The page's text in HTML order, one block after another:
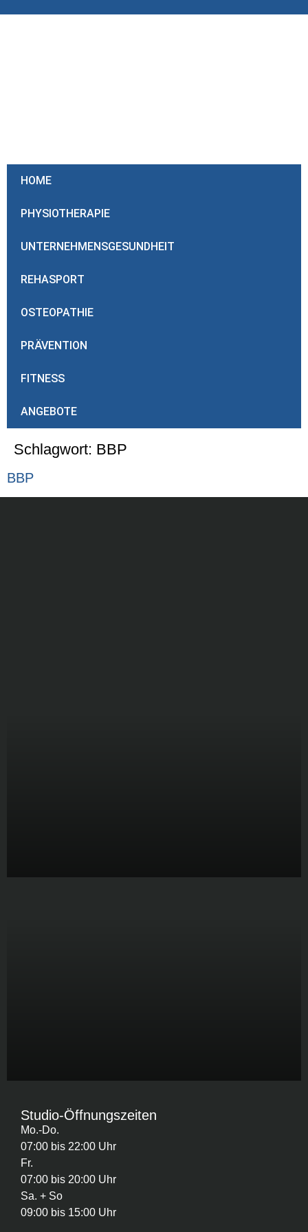
HOME
PHYSIOTHERAPIE
UNTERNEHMENSGESUNDHEIT
REHASPORT
OSTEOPATHIE
PRÄVENTION
FITNESS
ANGEBOTE
Schlagwort: BBP
BBP
Studio-Öffnungszeiten
Mo.-Do.
07:00 bis 22:00 Uhr
Fr.
07:00 bis 20:00 Uhr
Sa. + So
09:00 bis 15:00 Uhr